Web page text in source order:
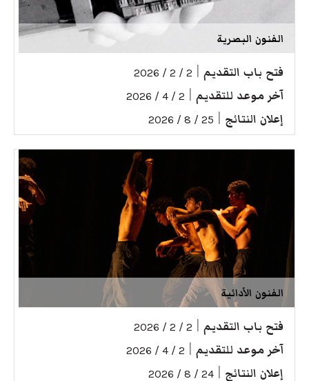
الفنون البصرية
فتح باب التقديم 2 / 2 / 2026
آخر موعد للتقديم 2 / 4 / 2026
إعلان النتائج 25 / 8 / 2026
الفنون الأدائية
فتح باب التقديم 2 / 2 / 2026
آخر موعد للتقديم 2 / 4 / 2026
إعلان النتائج 24 / 8 / 2026